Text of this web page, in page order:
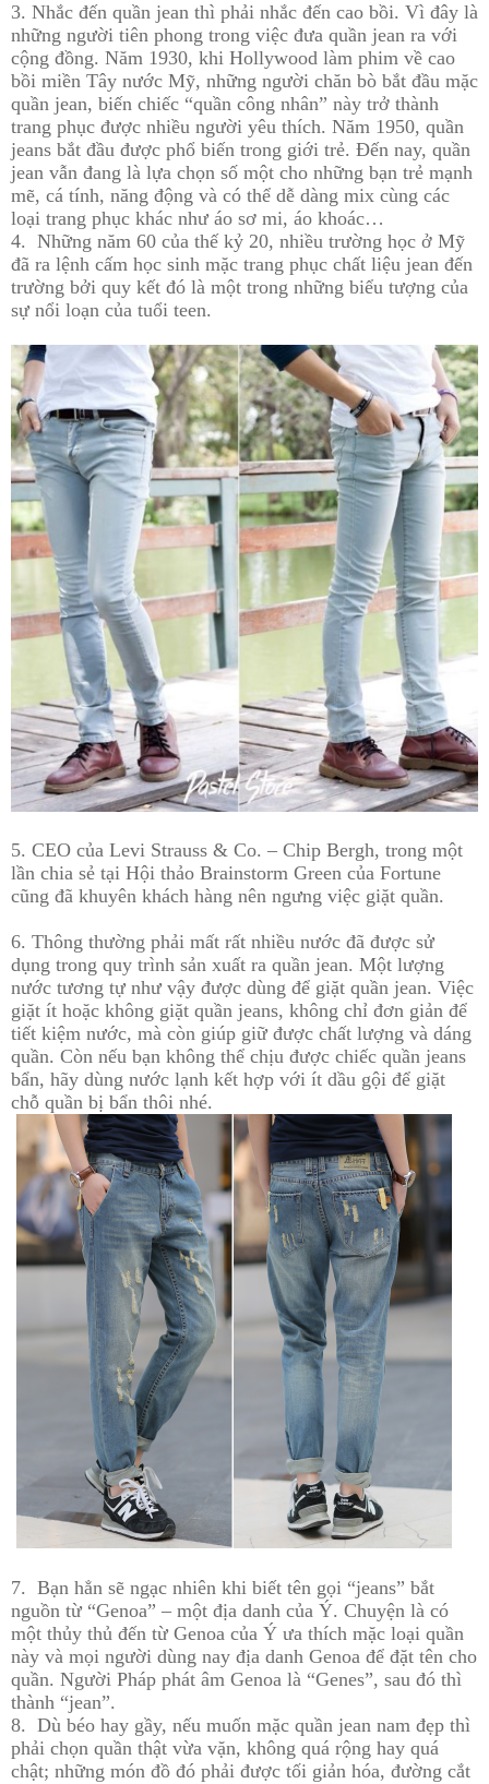
3. Nhắc đến quần jean thì phải nhắc đến cao bồi. Vì đây là
những người tiên phong trong việc đưa quần jean ra với
cộng đồng. Năm 1930, khi Hollywood làm phim về cao
bồi miền Tây nước Mỹ, những người chăn bò bắt đầu mặc
quần jean, biến chiếc “quần công nhân” này trở thành
trang phục được nhiều người yêu thích. Năm 1950, quần
jeans bắt đầu được phổ biến trong giới trẻ. Đến nay, quần
jean vẫn đang là lựa chọn số một cho những bạn trẻ mạnh
mẽ, cá tính, năng động và có thể dễ dàng mix cùng các
loại trang phục khác như áo sơ mi, áo khoác…
4. Những năm 60 của thế kỷ 20, nhiều trường học ở Mỹ
đã ra lệnh cấm học sinh mặc trang phục chất liệu jean đến
trường bởi quy kết đó là một trong những biểu tượng của
sự nổi loạn của tuổi teen.
5. CEO của Levi Strauss & Co. – Chip Bergh, trong một
lần chia sẻ tại Hội thảo Brainstorm Green của Fortune
cũng đã khuyên khách hàng nên ngưng việc giặt quần.
6. Thông thường phải mất rất nhiều nước đã được sử
dụng trong quy trình sản xuất ra quần jean. Một lượng
nước tương tự như vậy được dùng để giặt quần jean. Việc
giặt ít hoặc không giặt quần jeans, không chỉ đơn giản để
tiết kiệm nước, mà còn giúp giữ được chất lượng và dáng
quần. Còn nếu bạn không thể chịu được chiếc quần jeans
bẩn, hãy dùng nước lạnh kết hợp với ít dầu gội để giặt
chỗ quần bị bẩn thôi nhé.
7. Bạn hẳn sẽ ngạc nhiên khi biết tên gọi “jeans” bắt
nguồn từ “Genoa” – một địa danh của Ý. Chuyện là có
một thủy thủ đến từ Genoa của Ý ưa thích mặc loại quần
này và mọi người dùng nay địa danh Genoa để đặt tên cho
quần. Người Pháp phát âm Genoa là “Genes”, sau đó thì
thành “jean”.
8. Dù béo hay gầy, nếu muốn mặc quần jean nam đẹp thì
phải chọn quần thật vừa vặn, không quá rộng hay quá
chật; những món đồ đó phải được tối giản hóa, đường cắt